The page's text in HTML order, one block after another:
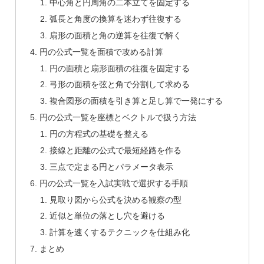
中心角と円周角の二本立てを固定する
弧長と角度の換算を迷わず往復する
扇形の面積と角の逆算を往復で解く
円の公式一覧を面積で攻める計算
円の面積と扇形面積の往復を固定する
弓形の面積を弦と角で分割して求める
複合図形の面積を引き算と足し算で一発にする
円の公式一覧を座標とベクトルで扱う方法
円の方程式の基礎を整える
接線と距離の公式で最短経路を作る
三点で定まる円とパラメータ表示
円の公式一覧を入試実戦で選択する手順
見取り図から公式を決める観察の型
近似と単位の落とし穴を避ける
計算を速くするテクニックを仕組み化
まとめ